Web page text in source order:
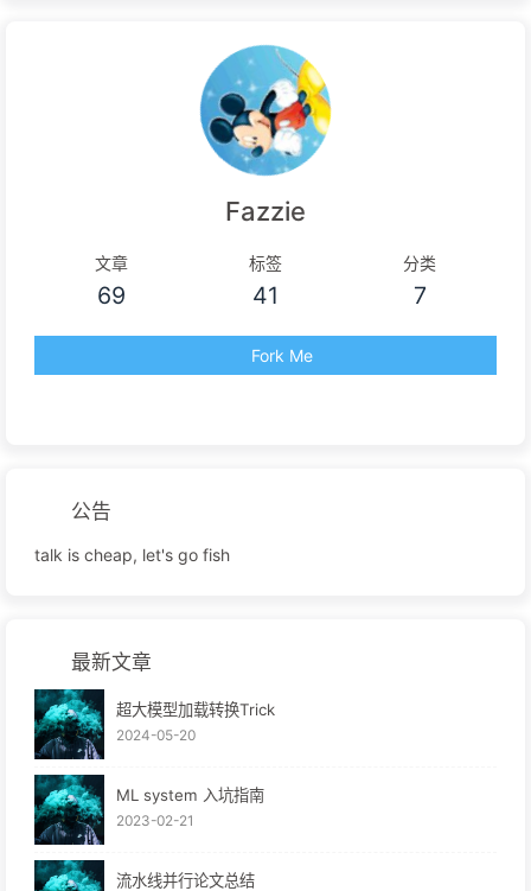
Fazzie
文章
69
标签
41
分类
7
Fork Me
公告
talk is cheap, let's go fish
最新文章
超大模型加载转换Trick
2024-05-20
ML system 入坑指南
2023-02-21
流水线并行论文总结